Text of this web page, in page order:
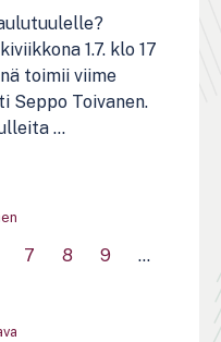
1.7. klo 17
toimii viime
Seppo Toivanen.
...
7 8 9
…